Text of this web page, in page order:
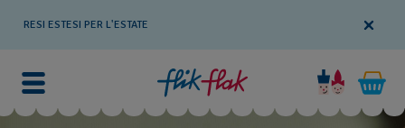
RESI ESTESI PER L'ESTATE